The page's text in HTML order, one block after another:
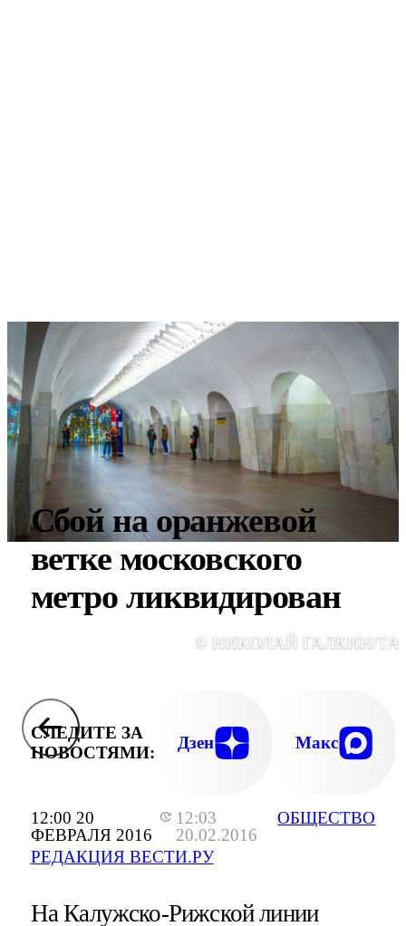
12:00 20
ФЕВРАЛЯ 2016
12:03
20.02.2016
РЕДАКЦИЯ ВЕСТИ.РУ
ОБЩЕСТВО
Сбой на оранжевой
ветке московского
метро ликвидирован
© НИКОЛАЙ ГАЛКИН/
СЛЕДИТЕ ЗА
НОВОСТЯМИ:
Дзен Макс
На Калужско-Рижской линии